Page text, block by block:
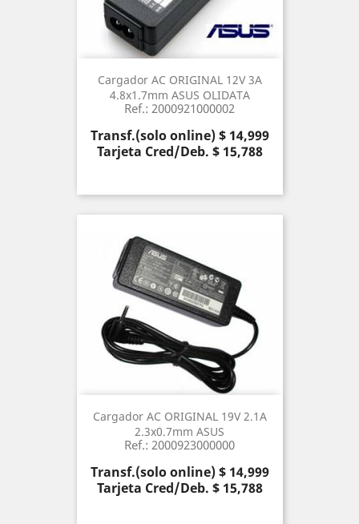
Cargador AC ORIGINAL 12V 3A
4.8x1.7mm ASUS OLIDATA
Ref.: 2000921000002
Precio
Transf.(solo online) $ 14,999
Tarjeta Cred/Deb. $ 15,788
Cargador AC ORIGINAL 19V 2.1A
2.3x0.7mm ASUS
Ref.: 2000923000000
Precio
Transf.(solo online) $ 14,999
Tarjeta Cred/Deb. $ 15,788